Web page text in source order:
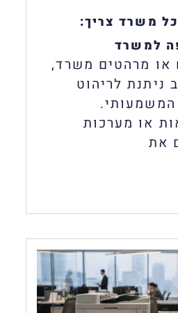
משרד צריך:
למשרד
או מרהטים משרד,
ניתנת לריהוט
המשמעותי.
או מערכות
את